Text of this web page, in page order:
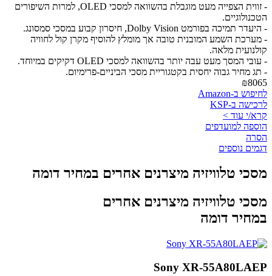
- זווית הצפייה מעט מוגבלת בהשוואה למסכי OLED, למרות השיפורים
הטכנולוגיים.
- היעדר תמיכה בפורמט Dolby Vision, חיסרון קבוע במסכי סמסונג.
- מערכת השמע המובנית טובה אך מומלץ להוסיף מקרן קול לחוויה
קולנועית מלאה.
- עובי המסך מעט עבה יותר בהשוואה למסכי OLED דקיקים במיוחד.
- תג מחיר גבוה יחסית בקטגוריית מסכי הביניים-פרימיום.
₪8065
לחיפוש ב-Amazon
לרכישה ב-KSP
קרא/י עוד >
הוספה למועדפים
הסרה
דגמים נוספים
מסכי טלוויזיה מיצרנים אחרים במחיר דומה
מסכי טלוויזיה מיצרנים אחרים
במחיר דומה
Sony XR-55A80LAEP